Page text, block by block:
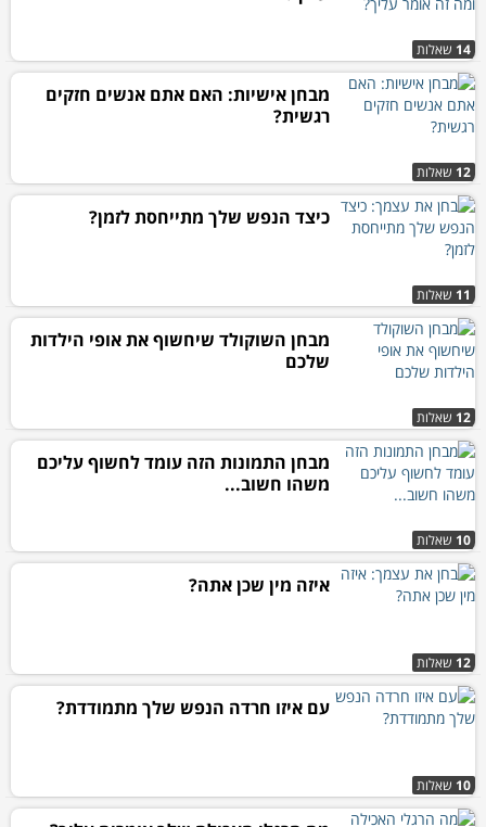
14 שאלות
12 שאלות
מבחן אישיות: האם אתם אנשים חזקים
רגשית?
11 שאלות
כיצד הנפש שלך מתייחסת לזמן?
12 שאלות
מבחן השוקולד שיחשוף את אופי הילדות
שלכם
10 שאלות
מבחן התמונות הזה עומד לחשוף עליכם
משהו חשוב...
12 שאלות
איזה מין שכן אתה?
10 שאלות
עם איזו חרדה הנפש שלך מתמודדת?